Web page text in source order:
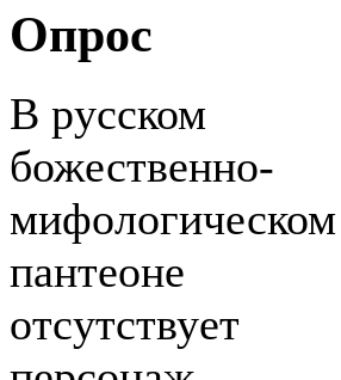
Опрос
В русском
божественно-
мифологическом
пантеоне
отсутствует